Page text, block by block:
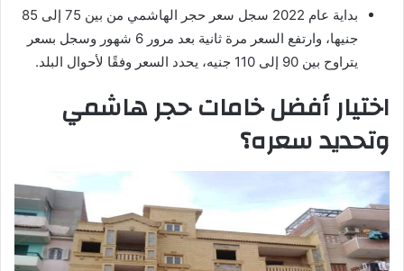
بداية عام 2022 سجل سعر حجر الهاشمي من بين 75 إلى 85
جنيها، وارتفع السعر مرة ثانية بعد مرور 6 شهور وسجل بسعر
يتراوح بين 90 إلى 110 جنيه، يحدد السعر وفقًا لأحوال البلد.
اختيار أفضل خامات حجر هاشمي
وتحديد سعره؟